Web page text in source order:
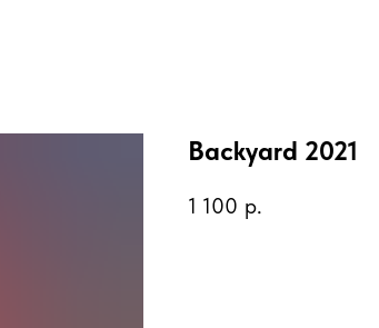
Backyard 2021
1 100 р.